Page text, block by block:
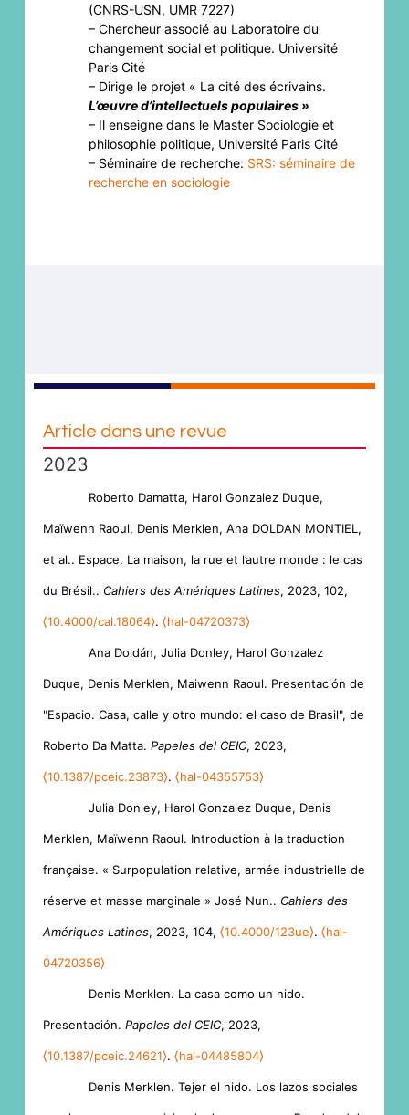
(CNRS-USN, UMR 7227)
– Chercheur associé au Laboratoire du
changement social et politique. Université
Paris Cité
– Dirige le projet « La cité des écrivains.
L’œuvre d’intellectuels populaires »
– Il enseigne dans le Master Sociologie et
philosophie politique, Université Paris Cité
– Séminaire de recherche: SRS: séminaire de
recherche en sociologie
Article dans une revue
2023
Roberto Damatta, Harol Gonzalez Duque,
Maïwenn Raoul, Denis Merklen, Ana DOLDAN MONTIEL,
et al.. Espace. La maison, la rue et l’autre monde : le cas
du Brésil.. Cahiers des Amériques Latines, 2023, 102,
⟨10.4000/cal.18064⟩. ⟨hal-04720373⟩
Ana Doldán, Julia Donley, Harol Gonzalez
Duque, Denis Merklen, Maiwenn Raoul. Presentación de
"Espacio. Casa, calle y otro mundo: el caso de Brasil", de
Roberto Da Matta. Papeles del CEIC, 2023,
⟨10.1387/pceic.23873⟩. ⟨hal-04355753⟩
Julia Donley, Harol Gonzalez Duque, Denis
Merklen, Maïwenn Raoul. Introduction à la traduction
française. « Surpopulation relative, armée industrielle de
réserve et masse marginale » José Nun.. Cahiers des
Amériques Latines, 2023, 104, ⟨10.4000/123ue⟩. ⟨hal-
04720356⟩
Denis Merklen. La casa como un nido.
Presentación. Papeles del CEIC, 2023,
⟨10.1387/pceic.24621⟩. ⟨hal-04485804⟩
Denis Merklen. Tejer el nido. Los lazos sociales